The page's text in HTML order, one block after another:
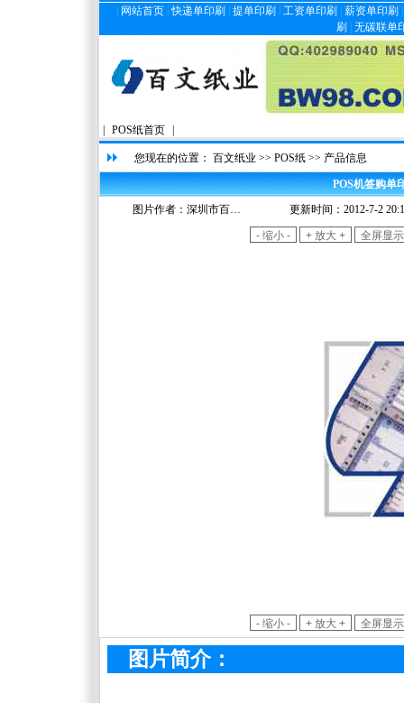
网站首页 |快递单印刷 提单印刷 工资单印刷 薪资单印刷
刷
无碳联单
POS纸首页
您现在的位置： 百文纸业 >> POS纸 >> 产品信息
POS机签购单
图片作者： 深圳市百… 更新时间：2012-7-2
图片简介：